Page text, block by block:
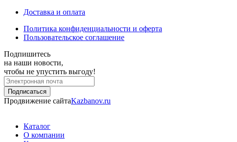
Доставка и оплата
Политика конфиденциальности и оферта
Пользовательское соглашение
Подпишитесь
на наши новости,
чтобы не упустить выгоду!
Продвижение сайтаKazbanov.ru
Каталог
О компании